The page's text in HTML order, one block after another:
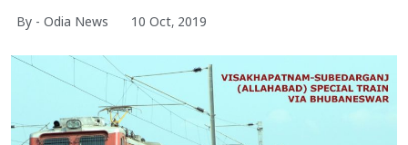
By - Odia News 10 Oct, 2019